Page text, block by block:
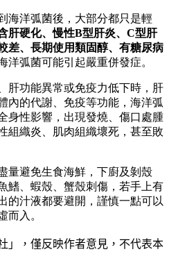
海洋弧菌後，大部分都只是輕
肝硬化、慢性B型肝炎、C型肝
差、長期使用類固醇、有糖尿病
洋弧菌可能引起嚴重併發症。
肝功能異常或免疫力低下時，肝
內的代謝、免疫等功能，海洋弧
身性影響，出現發燒、傷口處腫
組織炎、肌肉組織壞死，甚至敗
量避免生食海鮮，下廚及剝殼
鰭、蝦殼、蟹殼刺傷，若手上有
的汁液都要避開，謹慎一點可以
而入。
」
，僅反映作者意見，不代表本